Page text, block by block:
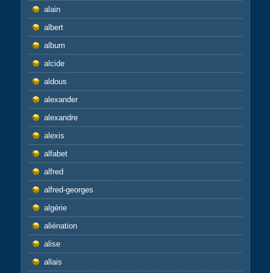
alain
albert
album
alcide
aldous
alexander
alexandre
alexis
alfabet
alfred
alfred-georges
algérie
aliénation
alise
allais